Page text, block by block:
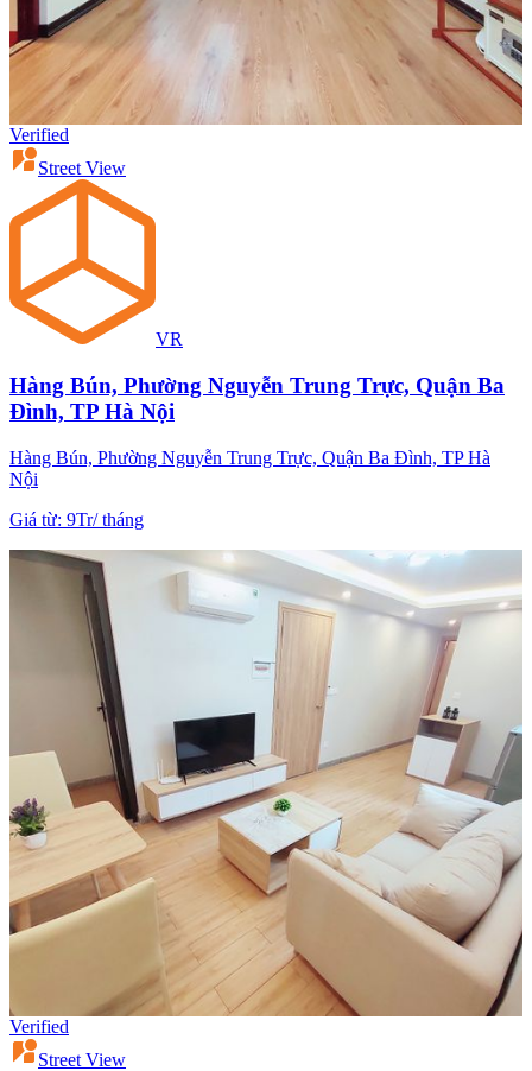
Verified
Street View
VR
Hàng Bún, Phường Nguyễn Trung Trực, Quận Ba
Đình, TP Hà Nội
Hàng Bún, Phường Nguyễn Trung Trực, Quận Ba Đình, TP Hà
Nội
Giá từ: 9Tr/tháng
Verified
Street View